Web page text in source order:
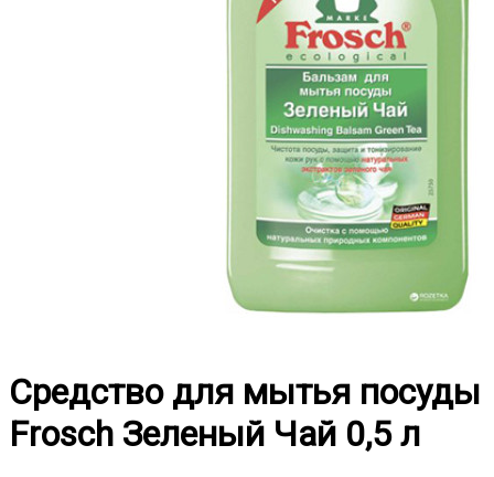
Средство для мытья посуды
Frosch Зеленый Чай 0,5 л